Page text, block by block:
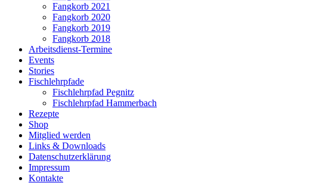
Fangkorb 2021
Fangkorb 2020
Fangkorb 2019
Fangkorb 2018
Arbeitsdienst-Termine
Events
Stories
Fischlehrpfade
Fischlehrpfad Pegnitz
Fischlehrpfad Hammerbach
Rezepte
Shop
Mitglied werden
Links & Downloads
Datenschutzerklärung
Impressum
Kontakte